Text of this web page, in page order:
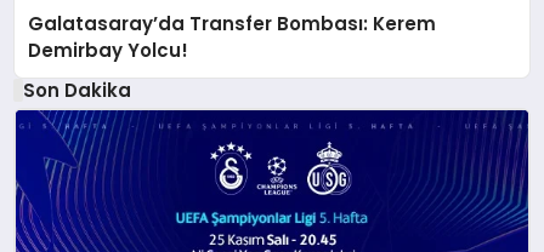
Galatasaray’da Transfer Bombası: Kerem
Demirbay Yolcu!
Son Dakika